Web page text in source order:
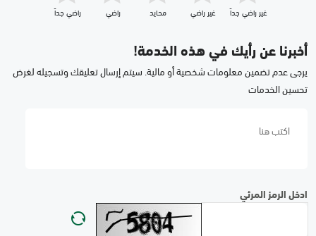
غير راضي جداّ غير راضي محايد راضي راضي جداّ
أخبرنا عن رأيك في هذه الخدمة!
يرجى عدم تضمين معلومات شخصية أو مالية. سيتم إرسال تعليقك وتسجيله لغرض
تحسين الخدمات
ادخل الرمز المرئي